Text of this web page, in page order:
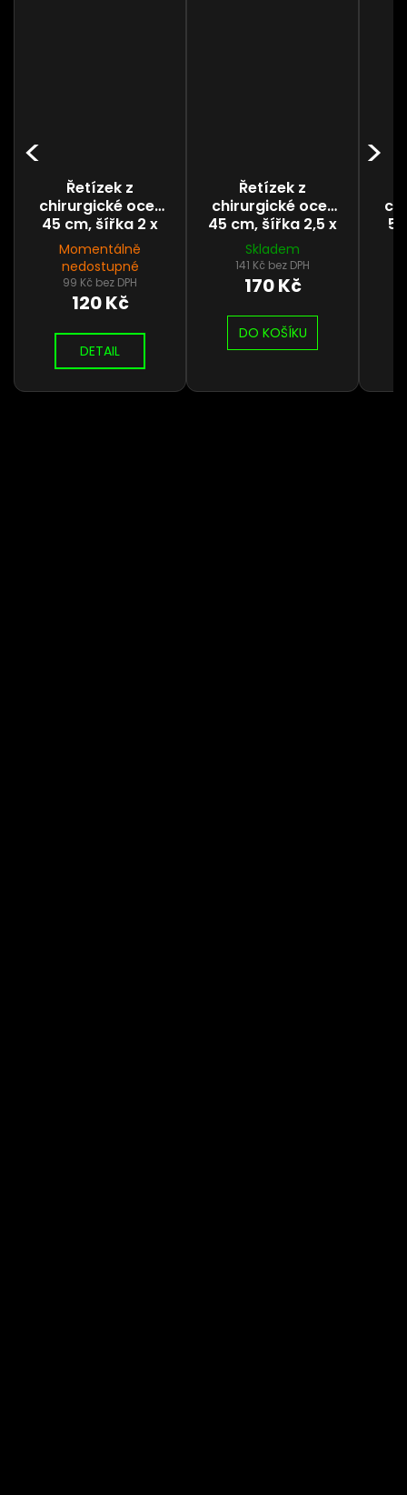
Řetízek z
chirurgické oceli
45 cm, šířka 2 x
1,5 mm
Momentálně
nedostupné
99 Kč bez DPH
120 Kč
DETAIL
Řetízek z
chirurgické oceli
45 cm, šířka 2,5 x
2 mm
Skladem
141 Kč bez DPH
170 Kč
DO KOŠÍKU